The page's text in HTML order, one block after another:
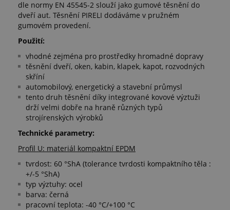
dle normy EN 45545-2 slouží jako gumové těsnění do
dveří aut. Těsnění PIRELI dodáváme v pružném
gumovém provedení.
Použití:
vhodné zejména pro prostředky hromadné dopravy
těsnění dveří, oken, kabin, klapek, kapot, rozvodných
skříní
automobilový, energetický a stavební průmysl
tento druh těsnění díky integrované kovové výztuži
drží velmi dobře na hraně různých typů
strojírenských výrobků
Technické parametry:
Profil U: materiál kompaktní EPDM
tvrdost: 60 °ShA (tolerance tvrdosti kompaktního těla :
+/-5 °ShA)
typ výztuhy: ocel
barva: černá
pracovní teplota: -40 °C/+100 °C